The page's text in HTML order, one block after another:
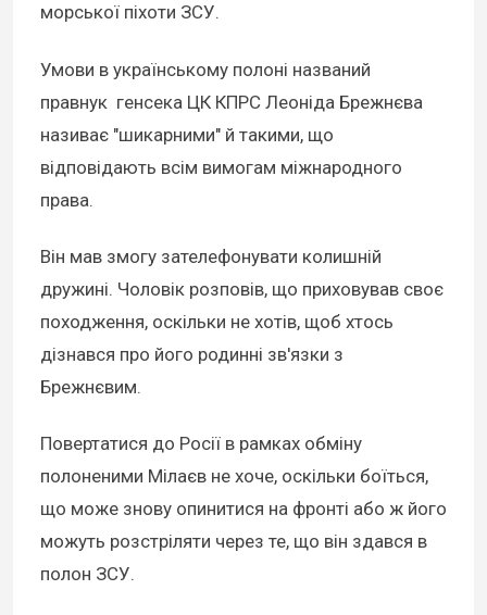
морської піхоти ЗСУ.
Умови в українському полоні названий
правнук генсека ЦК КПРС Леоніда Брежнєва
називає "шикарними" й такими, що
відповідають всім вимогам міжнародного
права.
Він мав змогу зателефонувати колишній
дружині. Чоловік розповів, що приховував своє
походження, оскільки не хотів, щоб хтось
дізнався про його родинні зв'язки з
Брежнєвим.
Повертатися до Росії в рамках обміну
полоненими Мілаєв не хоче, оскільки боїться,
що може знову опинитися на фронті або ж його
можуть розстріляти через те, що він здався в
полон ЗСУ.